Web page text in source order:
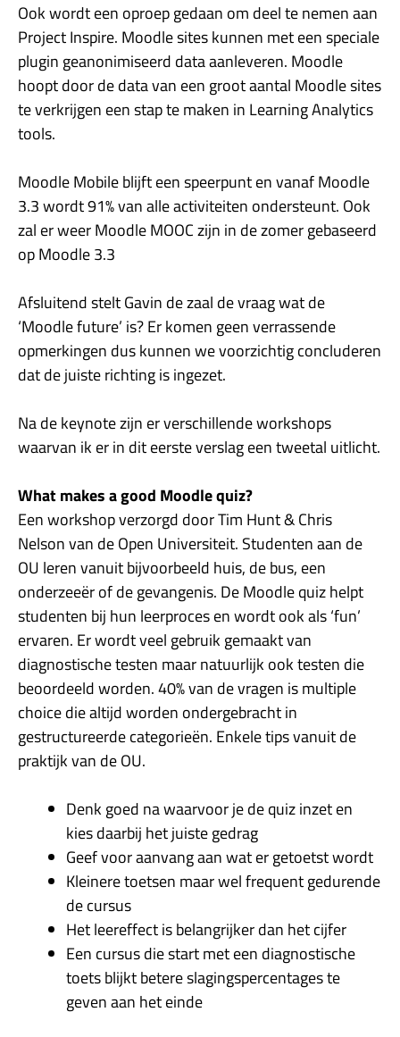
Ook wordt een oproep gedaan om deel te nemen aan
Project Inspire. Moodle sites kunnen met een speciale
plugin geanonimiseerd data aanleveren. Moodle
hoopt door de data van een groot aantal Moodle sites
te verkrijgen een stap te maken in Learning Analytics
tools.
Moodle Mobile blijft een speerpunt en vanaf Moodle
3.3 wordt 91% van alle activiteiten ondersteunt. Ook
zal er weer Moodle MOOC zijn in de zomer gebaseerd
op Moodle 3.3
Afsluitend stelt Gavin de zaal de vraag wat de
‘Moodle future’ is? Er komen geen verrassende
opmerkingen dus kunnen we voorzichtig concluderen
dat de juiste richting is ingezet.
Na de keynote zijn er verschillende workshops
waarvan ik er in dit eerste verslag een tweetal uitlicht.
What makes a good Moodle quiz?
Een workshop verzorgd door Tim Hunt & Chris
Nelson van de Open Universiteit. Studenten aan de
OU leren vanuit bijvoorbeeld huis, de bus, een
onderzeeër of de gevangenis. De Moodle quiz helpt
studenten bij hun leerproces en wordt ook als ‘fun’
ervaren. Er wordt veel gebruik gemaakt van
diagnostische testen maar natuurlijk ook testen die
beoordeeld worden. 40% van de vragen is multiple
choice die altijd worden ondergebracht in
gestructureerde categorieën. Enkele tips vanuit de
praktijk van de OU.
Denk goed na waarvoor je de quiz inzet en
kies daarbij het juiste gedrag
Geef voor aanvang aan wat er getoetst wordt
Kleinere toetsen maar wel frequent gedurende
de cursus
Het leereffect is belangrijker dan het cijfer
Een cursus die start met een diagnostische
toets blijkt betere slagingspercentages te
geven aan het einde